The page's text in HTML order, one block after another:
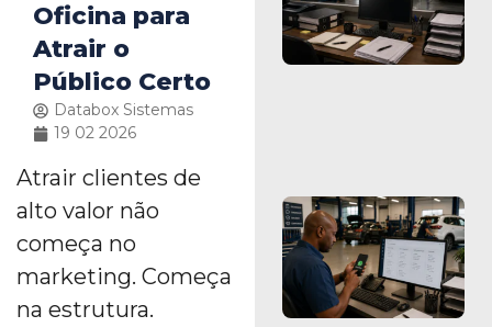
Oficina para
Atrair o
Público Certo
Databox Sistemas
19 02 2026
Atrair clientes de
alto valor não
começa no
marketing. Começa
na estrutura.